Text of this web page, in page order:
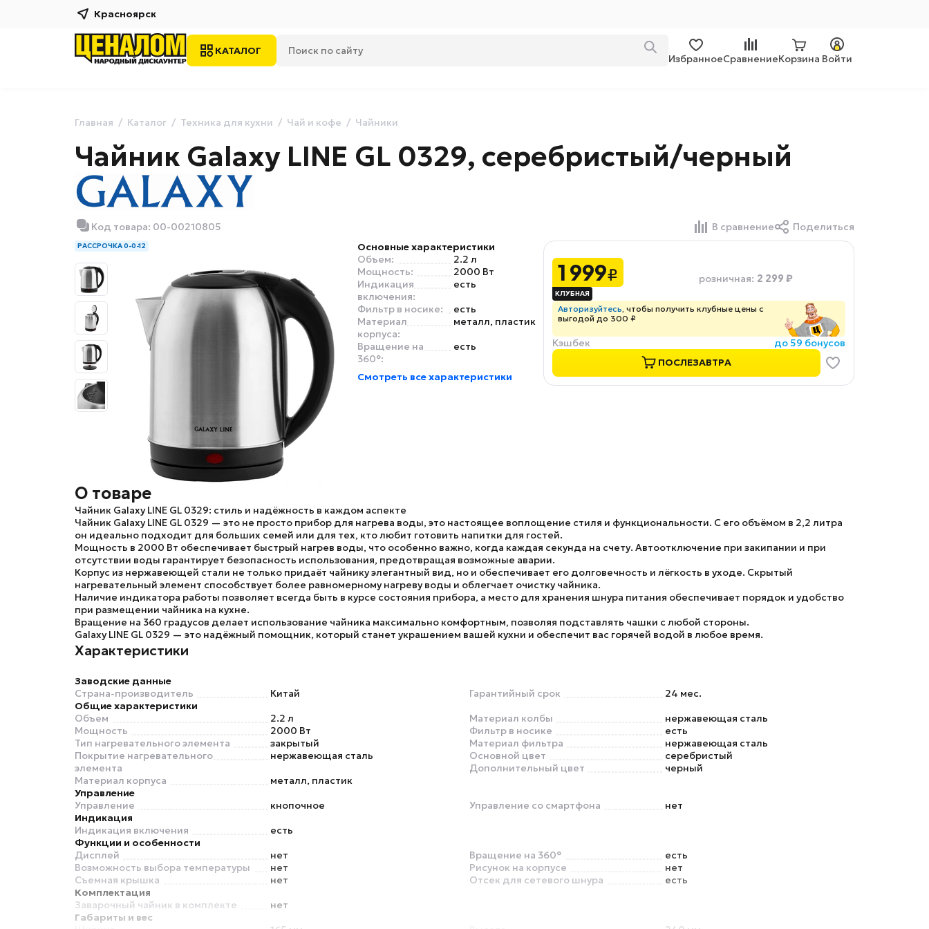
Красноярск
КАТАЛОГ
ИзбранноеСравнениеКорзина Войти
Главная Каталог Техника для кухни Чай и кофе Чайники
Чайник Galaxy LINE GL 0329, серебристый/черный
Код товара: 00-00210805 В сравнение Поделиться
РАССРОЧКА 0-0-12
Основные характеристики
Объем:
2.2 л
Мощность:
2000 Вт
Индикация
включения:
есть
Фильтр в носике:
есть
Материал
корпуса:
металл, пластик
Вращение на
360°:
есть
Смотреть все характеристики
1 999₽ розничная: 2 299 ₽
Авторизуйтесь, чтобы получить клубные цены с
выгодой до 300 ₽
Кэшбек
до 59 бонусов
ПОСЛЕЗАВТРА
О товаре
Чайник Galaxy LINE GL 0329: стиль и надёжность в каждом аспекте
Чайник Galaxy LINE GL 0329 — это не просто прибор для нагрева воды, это настоящее воплощение стиля и функциональности. С его объёмом в 2,2 литра
он идеально подходит для больших семей или для тех, кто любит готовить напитки для гостей.
Мощность в 2000 Вт обеспечивает быстрый нагрев воды, что особенно важно, когда каждая секунда на счету. Автоотключение при закипании и при
отсутствии воды гарантирует безопасность использования, предотвращая возможные аварии.
Корпус из нержавеющей стали не только придаёт чайнику элегантный вид, но и обеспечивает его долговечность и лёгкость в уходе. Скрытый
нагревательный элемент способствует более равномерному нагреву воды и облегчает очистку чайника.
Наличие индикатора работы позволяет всегда быть в курсе состояния прибора, а место для хранения шнура питания обеспечивает порядок и удобство
при размещении чайника на кухне.
Вращение на 360 градусов делает использование чайника максимально комфортным, позволяя подставлять чашки с любой стороны.
Galaxy LINE GL 0329 — это надёжный помощник, который станет украшением вашей кухни и обеспечит вас горячей водой в любое время.
Характеристики
Заводские данные
Страна-производитель
Китай Гарантийный срок
24 мес.
Общие характеристики
Объем
2.2 л
Мощность
2000 Вт
Тип нагревательного элемента
закрытый
Покрытие нагревательного
элемента
нержавеющая сталь
Материал корпуса
металл, пластик
Материал колбы
нержавеющая сталь
Фильтр в носике
есть
Материал фильтра
нержавеющая сталь
Основной цвет
серебристый
Дополнительный цвет
черный
Управление
Управление
кнопочное Управление со смартфона
нет
Индикация
Индикация включения
есть
Функции и особенности
Дисплей
нет
Возможность выбора температуры
нет
Съемная крышка
нет
Вращение на 360°
есть
Рисунок на корпусе
нет
Отсек для сетевого шнура
есть
Комплектация
Заварочный чайник в комплекте
нет
Габариты и вес